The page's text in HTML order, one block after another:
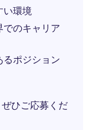
い環境
でのキャリア
ポジション
ひご応募くだ